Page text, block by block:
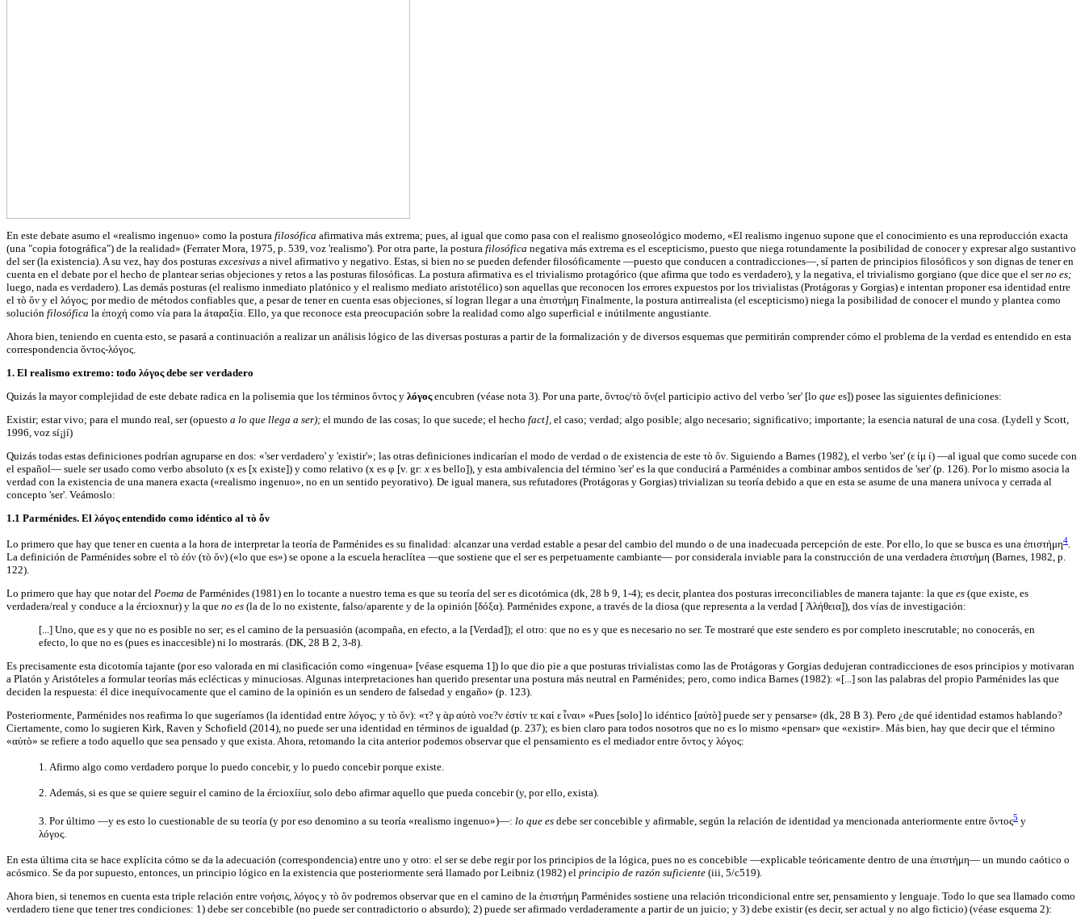
En este debate asumo el «realismo ingenuo» como la postura filosófica afirmativa más extrema; pues, al igual que como pasa con el realismo gnoseológico moderno, «El realismo ingenuo supone que el conocimiento es una reproducción exacta
(una "copia fotográfica") de la realidad» (Ferrater Mora, 1975, p. 539, voz 'realismo'). Por otra parte, la postura filosófica negativa más extrema es el escepticismo, puesto que niega rotundamente la posibilidad de conocer y expresar algo sustantivo
del ser (la existencia). A su vez, hay dos posturas excesivas a nivel afirmativo y negativo. Estas, si bien no se pueden defender filosóficamente —puesto que conducen a contradicciones—, sí parten de principios filosóficos y son dignas de tener en
cuenta en el debate por el hecho de plantear serias objeciones y retos a las posturas filosóficas. La postura afirmativa es el trivialismo protagórico (que afirma que todo es verdadero), y la negativa, el trivialismo gorgiano (que dice que el serno es;
luego, nada es verdadero). Las demás posturas (el realismo inmediato platónico y el realismo mediato aristotélico) son aquellas que reconocen los errores expuestos por los trivialistas (Protágoras y Gorgias) e intentan proponer esa identidad entre
el τò ὄν y el λóγος; por medio de métodos confiables que, a pesar de tener en cuenta esas objeciones, sí logran llegar a una ἐπιστήμη Finalmente, la postura antirrealista (el escepticismo) niega la posibilidad de conocer el mundo y plantea como
solución filosófica la ἐποχή como vía para la áταραξία. Ello, ya que reconoce esta preocupación sobre la realidad como algo superficial e inútilmente angustiante.
Ahora bien, teniendo en cuenta esto, se pasará a continuación a realizar un análisis lógico de las diversas posturas a partir de la formalización y de diversos esquemas que permitirán comprender cómo el problema de la verdad es entendido en esta
correspondencia ὄντος-λóγος.
1. El realismo extremo: todo λóγος debe ser verdadero
Quizás la mayor complejidad de este debate radica en la polisemia que los términos ὄντος y λóγοςencubren (véase nota 3). Por una parte, ὄντος/τò ὄν(el participio activo del verbo 'ser' [lo que es]) posee las siguientes definiciones:
Existir; estar vivo; para el mundo real, ser (opuesto a lo que llega a ser); el mundo de las cosas; lo que sucede; el hecho fact], el caso; verdad; algo posible; algo necesario; significativo; importante; la esencia natural de una cosa. (Lydell y Scott,
1996, voz sí¡jí)
Quizás todas estas definiciones podrían agruparse en dos: «'ser verdadero' y 'existir'»; las otras definiciones indicarían el modo de verdad o de existencia de este τò ὄν. Siguiendo a Barnes (1982), el verbo 'ser' (ε ίμ ί) —al igual que como sucede con
el español— suele ser usado como verbo absoluto (x es [x existe]) y como relativo (x es φ [v. gr: x es bello]), y esta ambivalencia del término 'ser' es la que conducirá a Parménides a combinar ambos sentidos de 'ser' (p. 126). Por lo mismo asocia la
verdad con la existencia de una manera exacta («realismo ingenuo», no en un sentido peyorativo). De igual manera, sus refutadores (Protágoras y Gorgias) trivializan su teoría debido a que en esta se asume de una manera unívoca y cerrada al
concepto 'ser'. Veámoslo:
1.1 Parménides. El λóγοςentendido como idéntico al τò ὄν
Lo primero que hay que tener en cuenta a la hora de interpretar la teoría de Parménides es su finalidad: alcanzar una verdad estable a pesar del cambio del mundo o de una inadecuada percepción de este. Por ello, lo que se busca es una ἐπιστήμη4
La definición de Parménides sobre el τò ἐóν (τò ὄν) («lo que es») se opone a la escuela heraclítea —que sostiene que el ser es perpetuamente cambiante— por considerala inviable para la construcción de una verdadera ἐπιστήμη (Barnes, 1982, p.
122).
Lo primero que hay que notar del Poema de Parménides (1981) en lo tocante a nuestro tema es que su teoría del ser es dicotómica (dk, 28 b 9, 1-4); es decir, plantea dos posturas irreconciliables de manera tajante: la que es (que existe, es
verdadera/real y conduce a la ércioxnur) y la que no es (la de lo no existente, falso/aparente y de la opinión [δóξα). Parménides expone, a través de la diosa (que representa a la verdad [ Ἀλήθεια]), dos vías de investigación:
[...] Uno, que es y que no es posible no ser; es el camino de la persuasión (acompaña, en efecto, a la [Verdad]); el otro: que no es y que es necesario no ser. Te mostraré que este sendero es por completo inescrutable; no conocerás, en
efecto, lo que no es (pues es inaccesible) ni lo mostrarás. (DK, 28 B 2, 3-8).
Es precisamente esta dicotomía tajante (por eso valorada en mi clasificación como «ingenua» [véase esquema 1]) lo que dio pie a que posturas trivialistas como las de Protágoras y Gorgias dedujeran contradicciones de esos principios y motivaran
a Platón y Aristóteles a formular teorías más eclécticas y minuciosas. Algunas interpretaciones han querido presentar una postura más neutral en Parménides; pero, como indica Barnes (1982): «[...] son las palabras del propio Parménides las que
deciden la respuesta: él dice inequívocamente que el camino de la opinión es un sendero de falsedad y engaño» (p. 123).
Posteriormente, Parménides nos reafirma lo que sugeríamos (la identidad entre λóγος; y τò ὄν): «τ? γ ὰρ αὐτò νοε?ν ἐστίν τε καί ε ἶναι» «Pues [solo] lo idéntico [αὐτò] puede ser y pensarse» (dk, 28 B 3). Pero ¿de qué identidad estamos hablando?
Ciertamente, como lo sugieren Kirk, Raven y Schofield (2014), no puede ser una identidad en términos de igualdad (p. 237); es bien claro para todos nosotros que no es lo mismo «pensar» que «existir». Más bien, hay que decir que el término
«αὐτò» se refiere a todo aquello que sea pensado y que exista. Ahora, retomando la cita anterior podemos observar que el pensamiento es el mediador entre ὄντος y λóγος:
1. Afirmo algo como verdadero porque lo puedo concebir, y lo puedo concebir porque existe.
2. Además, si es que se quiere seguir el camino de la ércioxííur, solo debo afirmar aquello que pueda concebir (y, por ello, exista).
3. Por último —y es esto lo cuestionable de su teoría (y por eso denomino a su teoría «realismo ingenuo»)—: lo que es debe ser concebible y afirmable, según la relación de identidad ya mencionada anteriormente entre ὄντος5 y
λóγος.
En esta última cita se hace explícita cómo se da la adecuación (correspondencia) entre uno y otro: el ser se debe regir por los principios de la lógica, pues no es concebible —explicable teóricamente dentro de una ἐπιστήμη— un mundo caótico o
acósmico. Se da por supuesto, entonces, un principio lógico en la existencia que posteriormente será llamado por Leibniz (1982) el principio de razón suficiente (iii, 5/c519).
Ahora bien, si tenemos en cuenta esta triple relación entre νοήσις, λóγος y τò ὄν podremos observar que en el camino de la ἐπιστήμη Parménides sostiene una relación tricondicional entre ser, pensamiento y lenguaje. Todo lo que sea llamado como
verdadero tiene que tener tres condiciones: 1) debe ser concebible (no puede ser contradictorio o absurdo); 2) puede ser afirmado verdaderamente a partir de un juicio; y 3) debe existir (es decir, ser actual y no algo ficticio) (véase esquema 2):